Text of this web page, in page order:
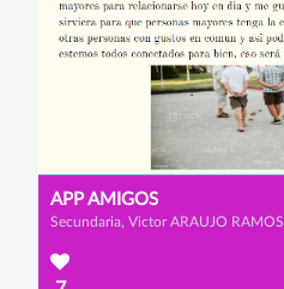
APP AMIGOS
Secundaria, Victor ARAUJO RAMOS